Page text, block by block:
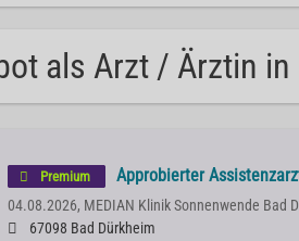
als Arzt / Ärztin in
Premium Approbierter
04.08.2026, MEDIAN Klinik Sonnenwende Bad
67098 Bad Dürkheim